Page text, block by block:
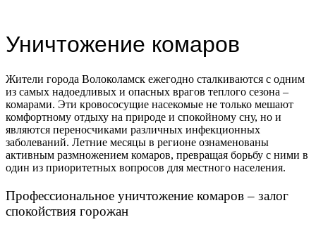
Уничтожение комаров
Жители города Волоколамск ежегодно сталкиваются с одним
из самых надоедливых и опасных врагов теплого сезона –
комарами. Эти кровососущие насекомые не только мешают
комфортному отдыху на природе и спокойному сну, но и
являются переносчиками различных инфекционных
заболеваний. Летние месяцы в регионе ознаменованы
активным размножением комаров, превращая борьбу с ними в
один из приоритетных вопросов для местного населения.
Профессиональное уничтожение комаров – залог
спокойствия горожан